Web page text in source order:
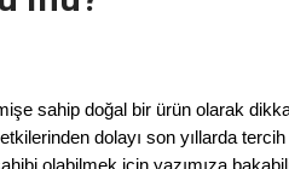
sahip doğal bir ürün olarak
dolayı son yıllarda tercih
olabilmek için yazımıza